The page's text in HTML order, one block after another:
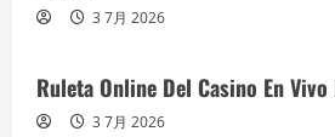
3 7月 2026
Ruleta Online Del Casino En Vivo
3 7月 2026